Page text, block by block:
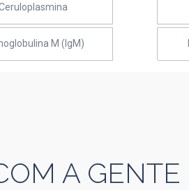
M (IgM)
A GENTE